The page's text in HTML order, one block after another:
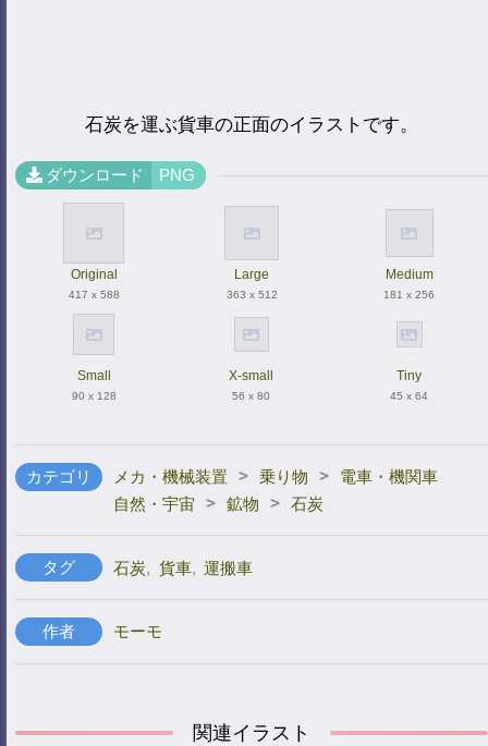
石炭を運ぶ貨車の正面のイラストです。
ダウンロード PNG
Original
417 x 588
Large
363 x 512
Medium
181 x 256
Small
90 x 128
X-small
56 x 80
Tiny
45 x 64
カテゴリ メカ・機械装置 > 乗り物 >
電車・機関車
自然・宇宙
> 鉱物 > 石炭
タグ 石炭, 貨車, 運搬車
作者 モーモ
関連イラスト